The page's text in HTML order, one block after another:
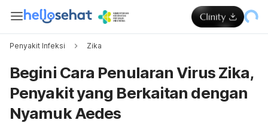
Penyakit Infeksi Zika
Begini Cara Penularan Virus Zika,
Penyakit yang Berkaitan dengan
Nyamuk Aedes